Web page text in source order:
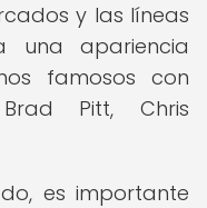
y las líneas
una apariencia
famosos con
Pitt, Chris
es importante